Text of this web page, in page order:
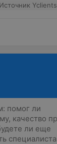
Источник Yclients